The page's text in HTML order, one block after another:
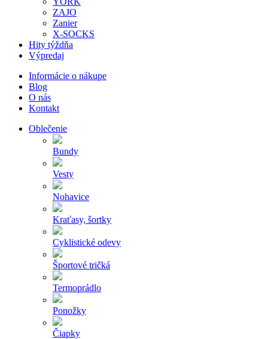
ZAJO
Zanier
X-SOCKS
Hity týždňa
Výpredaj
Informácie o nákupe
Blog
O nás
Kontakt
Oblečenie
Bundy
Vesty
Nohavice
Kraťasy, šortky
Cyklistické odevy
Športové tričká
Termoprádlo
Ponožky
Čiapky